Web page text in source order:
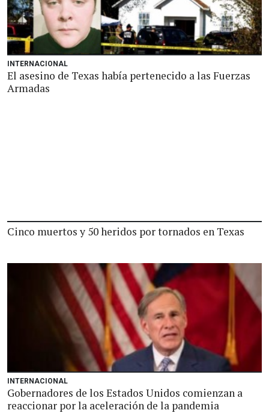
INTERNACIONAL
El asesino de Texas había pertenecido a las Fuerzas
Armadas
Cinco muertos y 50 heridos por tornados en Texas
INTERNACIONAL
Gobernadores de los Estados Unidos comienzan a
reaccionar por la aceleración de la pandemia